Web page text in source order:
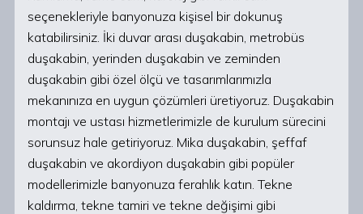
seçenekleriyle banyonuza kişisel bir dokunuş
katabilirsiniz. İki duvar arası duşakabin, metrobüs
duşakabin, yerinden duşakabin ve zeminden
duşakabin gibi özel ölçü ve tasarımlarımızla
mekanınıza en uygun çözümleri üretiyoruz. Duşakabin
montajı ve ustası hizmetlerimizle de kurulum sürecini
sorunsuz hale getiriyoruz. Mika duşakabin, şeffaf
duşakabin ve akordiyon duşakabin gibi popüler
modellerimizle banyonuza ferahlık katın. Tekne
kaldırma, tekne tamiri ve tekne değişimi gibi